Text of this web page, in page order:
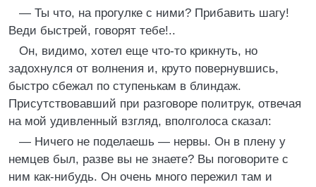
— Ты что, на прогулке с ними? Прибавить шагу!
Веди быстрей, говорят тебе!..
Он, видимо, хотел еще что-то крикнуть, но
задохнулся от волнения и, круто повернувшись,
быстро сбежал по ступенькам в блиндаж.
Присутствовавший при разговоре политрук, отвечая
на мой удивленный взгляд, вполголоса сказал:
— Ничего не поделаешь — нервы. Он в плену у
немцев был, разве вы не знаете? Вы поговорите с
ним как-нибудь. Он очень много пережил там и